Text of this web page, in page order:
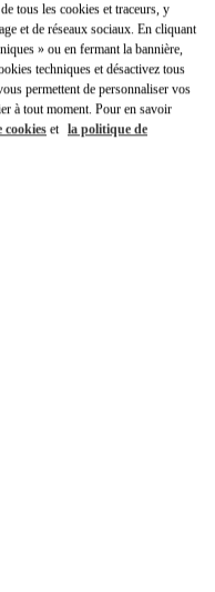
Opens in New Tab
tous les cookies et traceurs, y
et de réseaux sociaux. En cliquant
» ou en fermant la bannière,
techniques et désactivez tous
permettent de personnaliser vos
à tout moment. Pour en savoir
cookies et la politique de